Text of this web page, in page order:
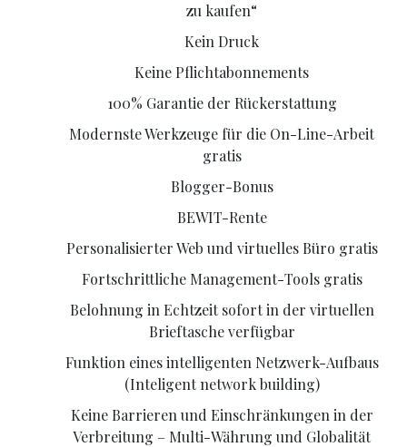
zu kaufen“
Kein Druck
Keine Pflichtabonnements
100% Garantie der Rückerstattung
Modernste Werkzeuge für die On-Line-Arbeit
gratis
Blogger-Bonus
BEWIT-Rente
Personalisierter Web und virtuelles Büro gratis
Fortschrittliche Management-Tools gratis
Belohnung in Echtzeit sofort in der virtuellen
Brieftasche verfügbar
Funktion eines intelligenten Netzwerk-Aufbaus
(Inteligent network building)
Keine Barrieren und Einschränkungen in der
Verbreitung – Multi-Währung und Globalität